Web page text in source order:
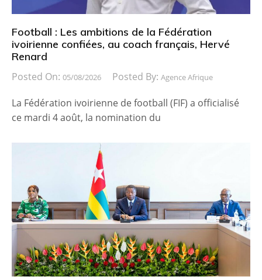
Football : Les ambitions de la Fédération
ivoirienne confiées, au coach français, Hervé
Renard
Posted On: 05/08/2026 Posted By: Agence Afrique
La Fédération ivoirienne de football (FIF) a officialisé
ce mardi 4 août, la nomination du